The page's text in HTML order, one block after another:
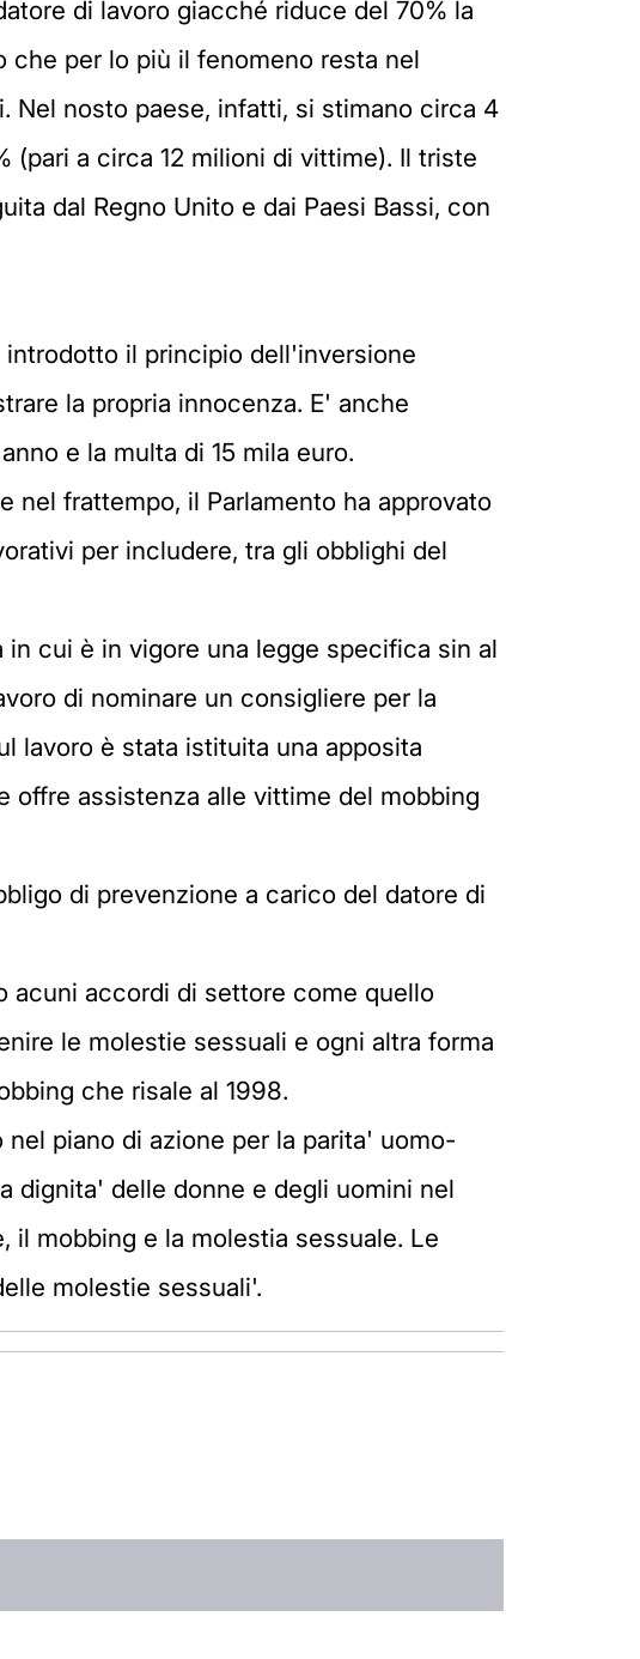
di lavoro giacché riduce del 70% la
per lo più il fenomeno resta nel
Nel nosto paese, infatti, si stimano circa 4
a circa 12 milioni di vittime). Il triste
dal Regno Unito e dai Paesi Bassi, con
il principio dell'inversione
la propria innocenza. E' anche
e la multa di 15 mila euro.
nel frattempo, il Parlamento ha approvato
per includere, tra gli obblighi del
cui è in vigore una legge specifica sin al
di nominare un consigliere per la
lavoro è stata istituita una apposita
offre assistenza alle vittime del mobbing
di prevenzione a carico del datore di
acuni accordi di settore come quello
le molestie sessuali e ogni altra forma
che risale al 1998.
piano di azione per la parita' uomo-
dignita' delle donne e degli uomini nel
il mobbing e la molestia sessuale. Le
molestie sessuali'.